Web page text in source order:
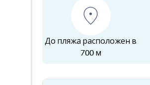
До пляжа расположен в
700 м